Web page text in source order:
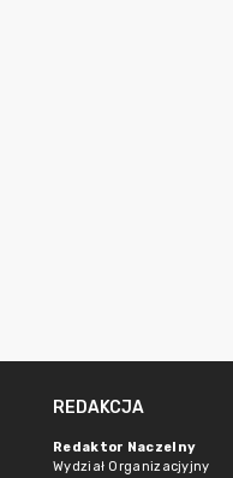
REDAKCJA
Redaktor Naczelny
Wydział Organizacjyjny